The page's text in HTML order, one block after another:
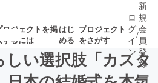
ロジェクトを掲
するには
はじ
める
プロジェクト
をさがす
ロ
グ
イ
ン
/
新
規
会
員
登
録
い選択肢「カスタ